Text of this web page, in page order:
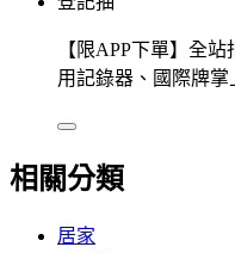
【限APP下單】全
用記錄器、國際牌
相關分類
居家